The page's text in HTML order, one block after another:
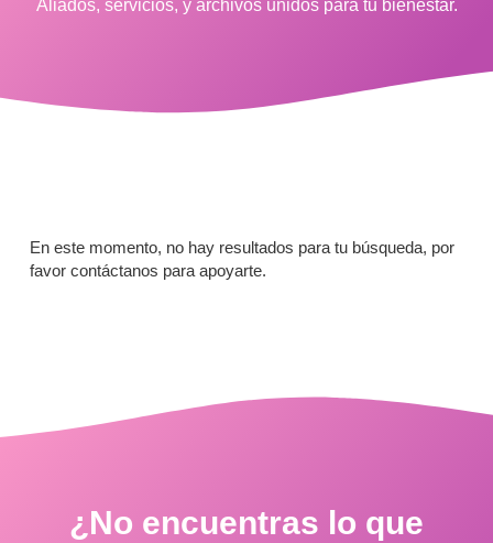
Aliados, servicios, y archivos unidos para tu bienestar.
En este momento, no hay resultados para tu búsqueda, por
favor contáctanos para apoyarte.
¿No encuentras lo que